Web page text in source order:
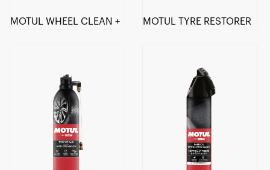
MOTUL WHEEL CLEAN + MOTUL TYRE RESTORER